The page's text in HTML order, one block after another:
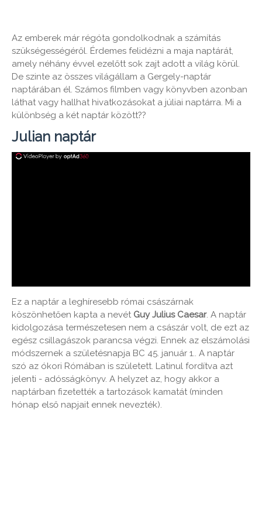
Az emberek már régóta gondolkodnak a számítás
szükségességéről. Érdemes felidézni a maja naptárát,
amely néhány évvel ezelőtt sok zajt adott a világ körül.
De szinte az összes világállam a Gergely-naptár
naptárában él. Számos filmben vagy könyvben azonban
láthat vagy hallhat hivatkozásokat a júliai naptárra. Mi a
különbség a két naptár között??
Julian naptár
Ez a naptár a leghíresebb római császárnak
köszönhetően kapta a nevét Guy Julius Caesar. A naptár
kidolgozása természetesen nem a császár volt, de ezt az
egész csillagászok parancsa végzi. Ennek az elszámolási
módszernek a születésnapja BC 45. január 1.. A naptár
szó az ókori Rómában is született. Latinul fordítva azt
jelenti - adósságkönyv. A helyzet az, hogy akkor a
naptárban fizetették a tartozások kamatát (minden
hónap első napjait ennek nevezték).